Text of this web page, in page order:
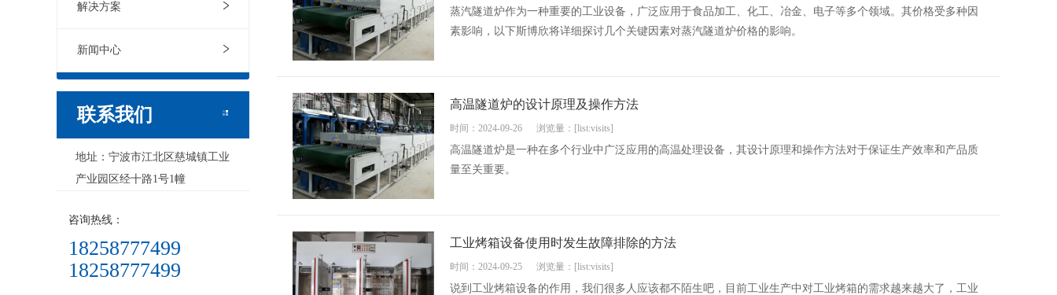
解决方案
新闻中心
联系我们
地址：宁波市江北区慈城镇工业
产业园区经十路1号1幢
咨询热线：
18258777499
18258777499
蒸汽隧道炉作为一种重要的工业设备，广泛应用于食品加工、化工、冶金、电子等多个领域。其价格受多种因
素影响，以下斯博欣将详细探讨几个关键因素对蒸汽隧道炉价格的影响。
高温隧道炉的设计原理及操作方法
时间：2024-09-26 浏览量：[list:visits]
高温隧道炉是一种在多个行业中广泛应用的高温处理设备，其设计原理和操作方法对于保证生产效率和产品质
量至关重要。
工业烤箱设备使用时发生故障排除的方法
时间：2024-09-25 浏览量：[list:visits]
说到工业烤箱设备的作用，我们很多人应该都不陌生吧，目前工业生产中对工业烤箱的需求越来越大了，工业